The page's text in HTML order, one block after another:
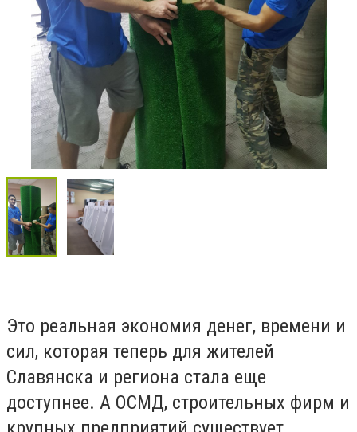
Это реальная экономия денег, времени и
сил, которая теперь для жителей
Славянска и региона стала еще
доступнее. А ОСМД, строительных фирм и